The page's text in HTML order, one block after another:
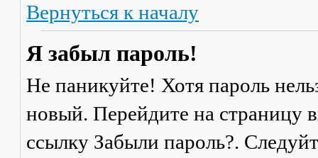
Вернуться к началу
Я забыл пароль!
Не паникуйте! Хотя пароль
новый. Перейдите на страницу
ссылку Забыли пароль?.